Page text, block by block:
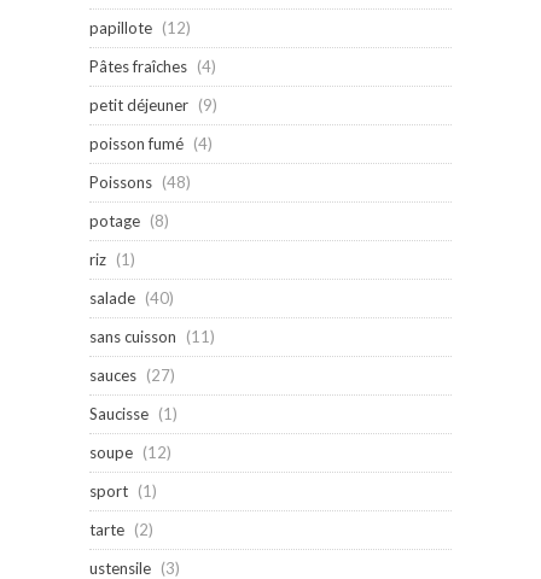
papillote (12)
Pâtes fraîches (4)
petit déjeuner (9)
poisson fumé (4)
Poissons (48)
potage (8)
riz (1)
salade (40)
sans cuisson
(11)
sauces (27)
Saucisse (1)
soupe (12)
sport (1)
tarte (2)
ustensile (3)